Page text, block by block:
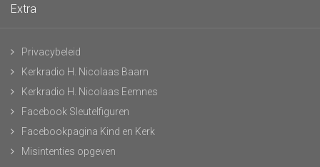
Extra
Privacybeleid
Kerkradio H. Nicolaas Baarn
Kerkradio H. Nicolaas Eemnes
Facebook Sleutelfiguren
Facebookpagina Kind en Kerk
Misintenties opgeven